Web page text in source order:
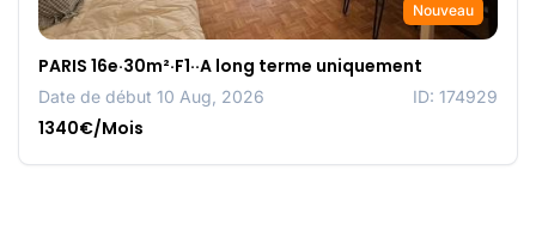
Nouveau
PARIS 16e·30m²·F1··A long terme uniquement
Date de début 10 Aug, 2026 ID: 174929
1340€/Mois